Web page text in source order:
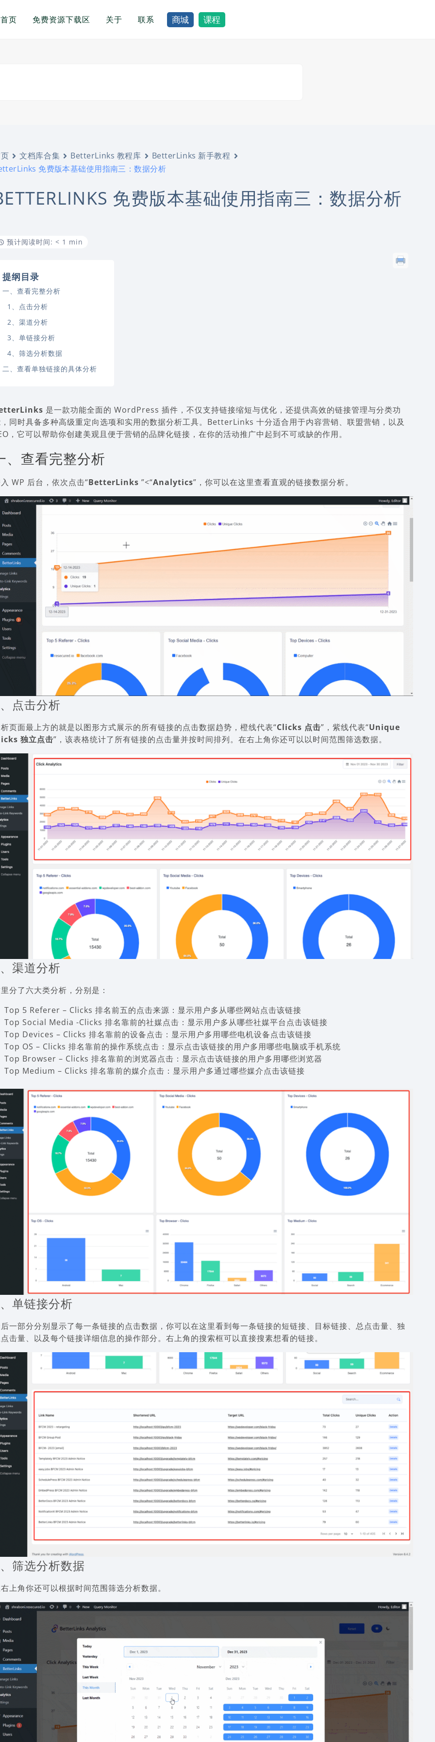
首页 免费资源下载区 关于 联系 商城 课程
文档库合集 BetterLinks 教程库
BetterLinks 新手教程
免费版本基础使用指南三：数据分析
免费版本基础使用指南三：数据分析
预计阅读时间: < 1 min
提纲目录
一、查看完整分析
1、点击分析
2、渠道分析
3、单链接分析
4、筛选分析数据
二、查看单独链接的具体分析
是一款功能全面的 WordPress 插件，不仅支持链接缩短与优化，还提供高效的链接管理与分类功
同时具备多种高级重定向选项和实用的数据分析工具。BetterLinks 十分适合用于内容营销、联盟营销，以及
，它可以帮助你创建美观且便于营销的品牌化链接，在你的活动推广中起到不可或缺的作用。
、查看完整分析
WP 后台，依次点击“BetterLinks”<“Analytics”，你可以在这里查看直观的链接数据分析。
点击分析
页面最上方的就是以图形方式展示的所有链接的点击数据趋势，橙线代表“Clicks 点击”，紫线代表“Unique
独立点击”，该表格统计了所有链接的点击量并按时间排列。在右上角你还可以以时间范围筛选数据。
渠道分析
分了六大类分析，分别是：
Top 5 Referer – Clicks 排名前五的点击来源：显示用户多从哪些网站点击该链接
Top Social Media -Clicks 排名靠前的社媒点击：显示用户多从哪些社媒平台点击该链接
Top Devices – Clicks 排名靠前的设备点击：显示用户多用哪些电机设备点击该链接
Top OS – Clicks 排名靠前的操作系统点击：显示点击该链接的用户多用哪些电脑或手机系统
Top Browser – Clicks 排名靠前的浏览器点击：显示点击该链接的用户多用哪些浏览器
Top Medium – Clicks 排名靠前的媒介点击：显示用户多通过哪些媒介点击该链接
单链接分析
一部分分别显示了每一条链接的点击数据，你可以在这里看到每一条链接的短链接、目标链接、总点击量、独
击量、以及每个链接详细信息的操作部分。右上角的搜索框可以直接搜素想看的链接。
筛选分析数据
上角你还可以根据时间范围筛选分析数据。